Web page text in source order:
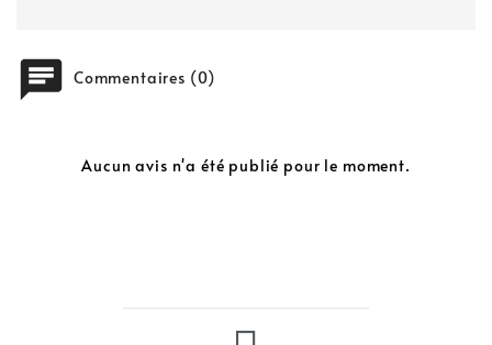
chat Commentaires (0)
Aucun avis n'a été publié pour le moment.